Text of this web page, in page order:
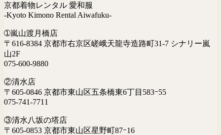
京都着物レンタル 愛和服
-Kyoto Kimono Rental Aiwafuku-
➀嵐山渡月橋店
〒616-8384 京都市右京区嵯峨天龍寺造路町31-7 シナリー嵐
山2F
075-600-9880
②清水店
〒605-0846 京都市東山区五条橋東6丁目583ｰ55
075-741-7711
③清水八坂の塔店
〒605-0853 京都市東山区星野町87ｰ16